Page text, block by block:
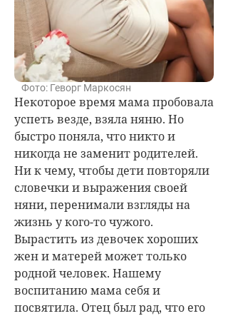
Фото: Геворг Маркосян
Некоторое время мама пробовала
успеть везде, взяла няню. Но
быстро поняла, что никто и
никогда не заменит родителей.
Ни к чему, чтобы дети повторяли
словечки и выражения своей
няни, перенимали взгляды на
жизнь у кого-то чужого.
Вырастить из девочек хороших
жен и матерей может только
родной человек. Нашему
воспитанию мама себя и
посвятила. Отец был рад, что его